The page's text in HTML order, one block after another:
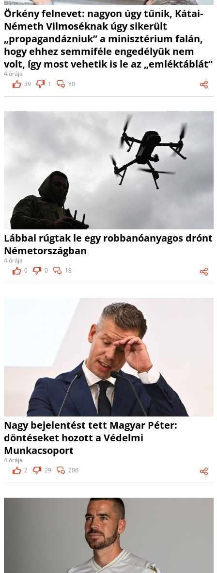
Örkény felnevet: nagyon úgy tűnik, Kátai-
Németh Vilmoséknak úgy sikerült
„propagandázniuk” a minisztérium falán,
hogy ehhez semmiféle engedélyük nem
volt, így most vehetik is le az „emléktáblát”
4 órája
39
1 80
Lábbal rúgtak le egy robbanóanyagos drónt
Németországban
4 órája
0
0 18
Nagy bejelentést tett Magyar Péter:
döntéseket hozott a Védelmi
Munkacsoport
4 órája
2
29 206